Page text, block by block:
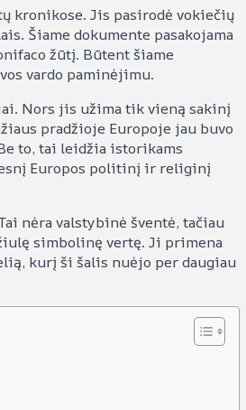
kronikose. Jis pasirodė vokiečių
Šiame dokumente pasakojama
žūtį. Būtent šiame
vardo paminėjimu.
Nors jis užima tik vieną sakinį
pradžioje Europoje jau buvo
to, tai leidžia istorikams
Europos politinį ir religinį
nėra valstybinė šventė, tačiau
simbolinę vertę. Ji primena
kurį ši šalis nuėjo per daugiau